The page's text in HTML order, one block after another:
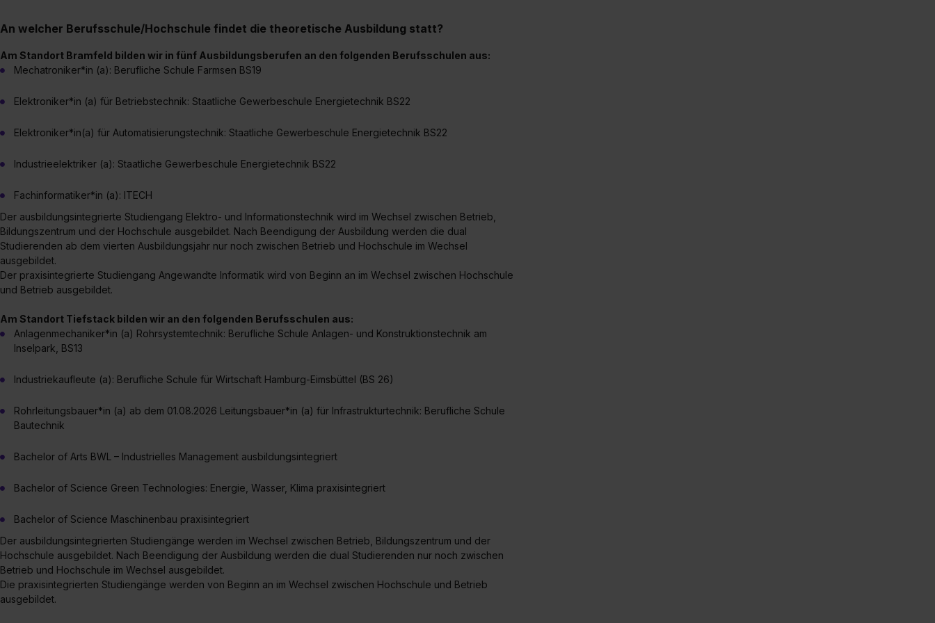
„Details zeigen“. Weitere Informationen: Datenschutzerklärung
An welcher Berufsschule/Hochschule findet die theoretische Ausbildung statt?
Am Standort Bramfeld bilden wir in fünf Ausbildungsberufen an den folgenden Berufsschulen aus:
Mechatroniker*in (a): Berufliche Schule Farmsen BS19
Elektroniker*in (a) für Betriebstechnik: Staatliche Gewerbeschule Energietechnik BS22
Elektroniker*in(a) für Automatisierungstechnik: Staatliche Gewerbeschule Energietechnik BS22
Industrieelektriker (a): Staatliche Gewerbeschule Energietechnik BS22
Fachinformatiker*in (a): ITECH
Der ausbildungsintegrierte Studiengang Elektro- und Informationstechnik wird im Wechsel zwischen Betrieb,
Bildungszentrum und der Hochschule ausgebildet. Nach Beendigung der Ausbildung werden die dual
Studierenden ab dem vierten Ausbildungsjahr nur noch zwischen Betrieb und Hochschule im Wechsel
ausgebildet.
Der praxisintegrierte Studiengang Angewandte Informatik wird von Beginn an im Wechsel zwischen Hochschule
und Betrieb ausgebildet.
Am Standort Tiefstack bilden wir an den folgenden Berufsschulen aus:
Anlagenmechaniker*in (a) Rohrsystemtechnik: Berufliche Schule Anlagen- und Konstruktionstechnik am
Inselpark, BS13
Industriekaufleute (a): Berufliche Schule für Wirtschaft Hamburg-Eimsbüttel (BS 26)
Rohrleitungsbauer*in (a) ab dem 01.08.2026 Leitungsbauer*in (a) für Infrastrukturtechnik: Berufliche Schule
Bautechnik
Bachelor of Arts BWL – Industrielles Management ausbildungsintegriert
Bachelor of Science Green Technologies: Energie, Wasser, Klima praxisintegriert
Bachelor of Science Maschinenbau praxisintegriert
Der ausbildungsintegrierten Studiengänge werden im Wechsel zwischen Betrieb, Bildungszentrum und der
Hochschule ausgebildet. Nach Beendigung der Ausbildung werden die dual Studierenden nur noch zwischen
Betrieb und Hochschule im Wechsel ausgebildet.
Die praxisintegrierten Studiengänge werden von Beginn an im Wechsel zwischen Hochschule und Betrieb
ausgebildet.